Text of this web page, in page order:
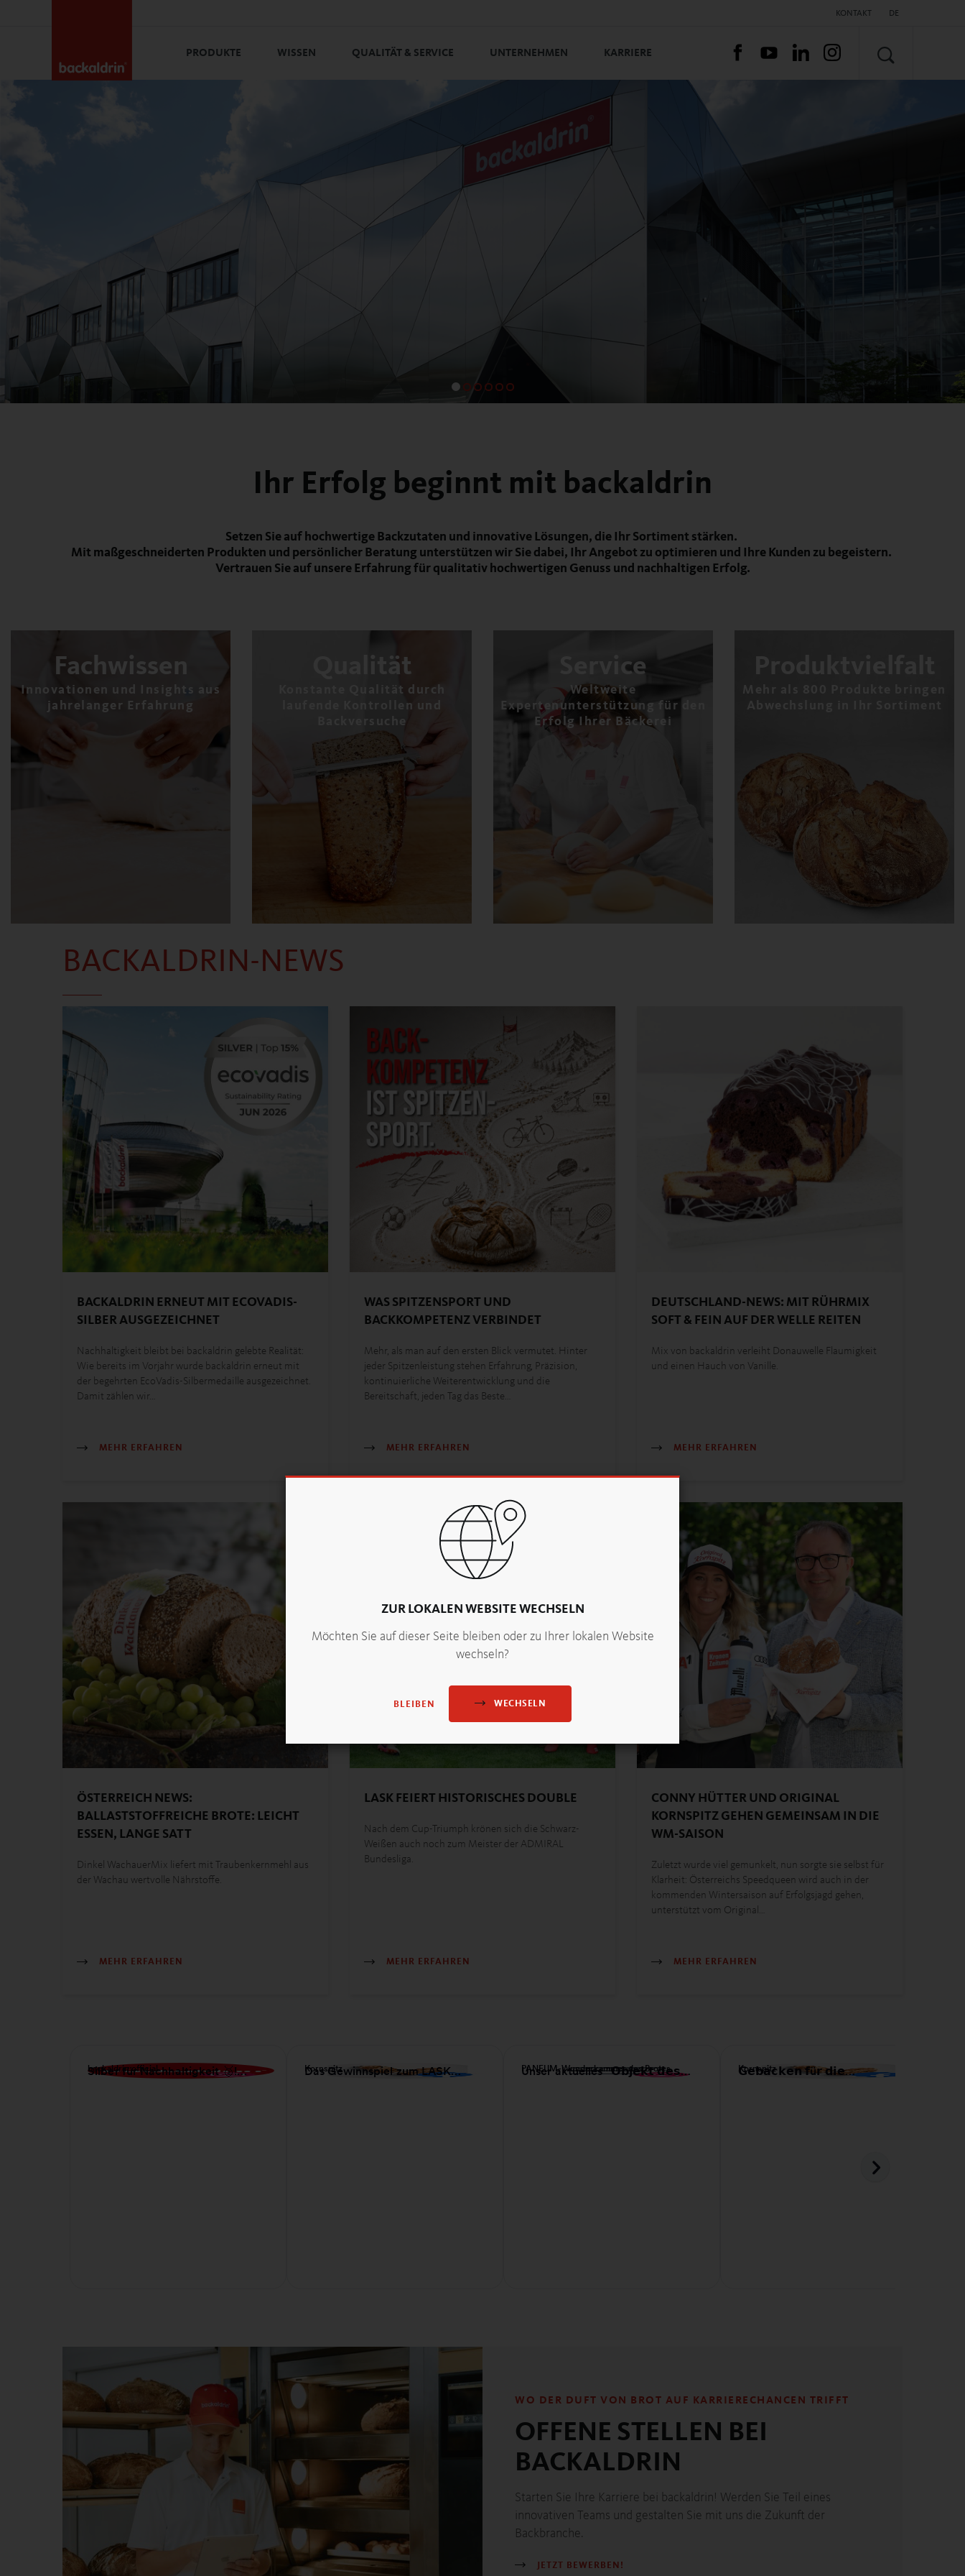
ZUR LOKALEN WEBSITE WECHSELN
Möchten Sie auf dieser Seite bleiben oder zu Ihrer lokalen Website
wechseln?
BLEIBEN WECHSELN
KONTAKT DE
PRODUKTE WISSEN QUALITÄT & SERVICE UNTERNEHMEN KARRIERE
Ihr Erfolg beginnt mit backaldrin
Setzen Sie auf hochwertige Backzutaten und innovative Lösungen, die Ihr Sortiment stärken.
Mit maßgeschneiderten Produkten und persönlicher Beratung unterstützen wir Sie dabei, Ihr Angebot zu optimieren und Ihre Kunden zu begeistern.
Vertrauen Sie auf unsere Erfahrung für qualitativ hochwertigen Genuss und nachhaltigen Erfolg.
Fachwissen
Innovationen und Insights aus
jahrelanger Erfahrung
Qualität
Konstante Qualität durch
laufende Kontrollen und
Service
Weltweite
Expertenunterstützung für den
Erfolg Ihrer Bäckerei
BACKALDRIN-NEWS
BACKALDRIN ERNEUT MIT ECOVADIS-
SILBER AUSGEZEICHNET
Nachhaltigkeit bleibt bei backaldrin gelebte Realität:
Wie bereits im Vorjahr wurde backaldrin erneut mit
der begehrten EcoVadis-Silbermedaille ausgezeichnet.
Damit zählen wir…
MEHR ERFAHREN
WAS SPITZENSPORT UND
BACKKOMPETENZ VERBINDET
Mehr, als man auf den ersten Blick vermutet. Hinter
jeder Spitzenleistung stehen Erfahrung, Präzision,
kontinuierliche Weiterentwicklung und die
Bereitschaft, jeden Tag das Beste…
MEHR ERFAHREN
DEUTSCHLAND-NEWS: MIT RÜHRMIX
SOFT & FEIN AUF DER WELLE REITEN
Mix von backaldrin verleiht Donauwelle Flaumigkeit
und einen Hauch von Vanille.
MEHR ERFAHREN
ÖSTERREICH NEWS:
BALLASTSTOFFREICHE BROTE: LEICHT
ESSEN, LANGE SATT
Dinkel WachauerMix liefert mit Traubenkernmehl aus
der Wachau wertvolle Nährstoffe.
MEHR ERFAHREN
LASK FEIERT HISTORISCHES DOUBLE
Nach dem Cup-Triumph krönen sich die Schwarz-
Weißen auch noch zum Meister der ADMIRAL
Bundesliga.
MEHR ERFAHREN
CONNY HÜTTER UND ORIGINAL
KORNSPITZ GEHEN GEMEINSAM IN DIE
WM-SAISON
Zuletzt wurde viel gemunkelt, nun sorgte sie selbst für
Klarheit: Österreichs Speedqueen wird auch in der
kommenden Wintersaison auf Erfolgsjagd gehen,
unterstützt vom Original…
MEHR ERFAHREN
WO DER DUFT VON BROT AUF KARRIERECHANCEN TRIFFT
OFFENE STELLEN BEI
BACKALDRIN
Starten Sie Ihre Karriere bei backaldrin! Werden Sie Teil eines
innovativen Teams und gestalten Sie mit uns die Zukunft der
Backbranche.
JETZT BEWERBEN!